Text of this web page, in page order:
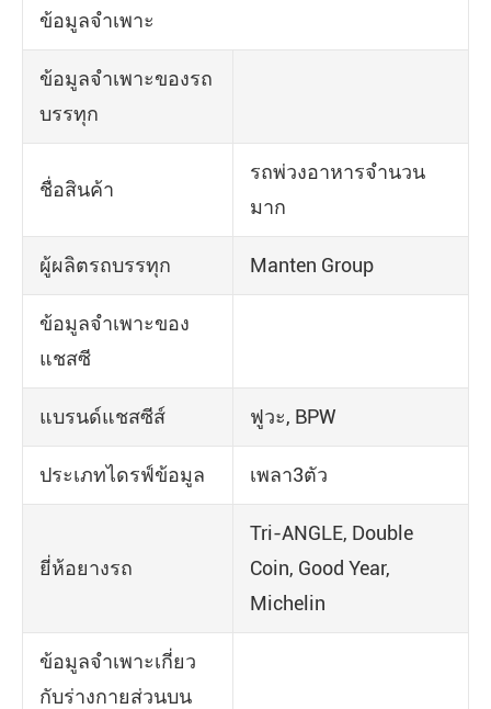
ข้อมูลจำเพาะ
ข้อมูลจำเพาะของรถ
บรรทุก
ชื่อสินค้า
รถพ่วงอาหารจำนวน
มาก
ผู้ผลิตรถบรรทุก Manten Group
ข้อมูลจำเพาะของ
แชสซี
แบรนด์แชสซีส์ ฟูวะ, BPW
ประเภทไดรฟ์ข้อมูล เพลา3ตัว
ยี่ห้อยางรถ
Tri-ANGLE, Double
Coin, Good Year,
Michelin
ข้อมูลจำเพาะเกี่ยว
กับร่างกายส่วนบน